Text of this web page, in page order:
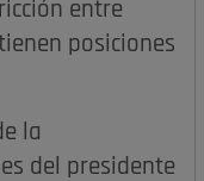
entre
posiciones
la
del presidente